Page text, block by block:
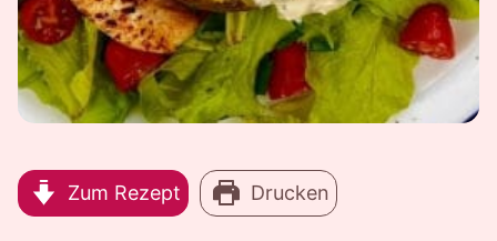
Zum Rezept Drucken